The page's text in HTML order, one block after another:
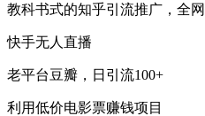
教科书式的知乎引流推广，全
快手无人直播
老平台豆瓣，日引流100+
利用低价电影票赚钱项目